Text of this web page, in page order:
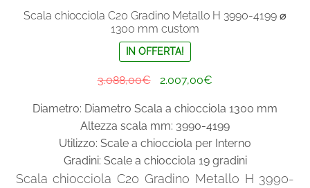
Scala chiocciola C20 Gradino Metallo H 3990-4199 ⌀
1300 mm custom
IN OFFERTA!
3.088,00€
originale
era:
3.088,00€.
2.007,00€
attuale
è:
2.007,00€.
Diametro: Diametro Scala a chiocciola 1300 mm
Altezza scala mm: 3990-4199
Utilizzo: Scale a chiocciola per Interno
Gradini: Scale a chiocciola 19 gradini
Scala chiocciola C20 Gradino Metallo H 3990-